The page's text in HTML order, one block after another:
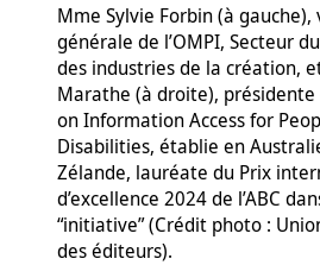
Mme Sylvie Forbin (à
générale de l’OMPI, Secteur
des industries de la création,
Marathe (à droite), présidente
on Information Access for
Disabilities, établie en
Zélande, lauréate du Prix
d’excellence 2024 de l’ABC
“initiative” (Crédit photo :
des éditeurs).